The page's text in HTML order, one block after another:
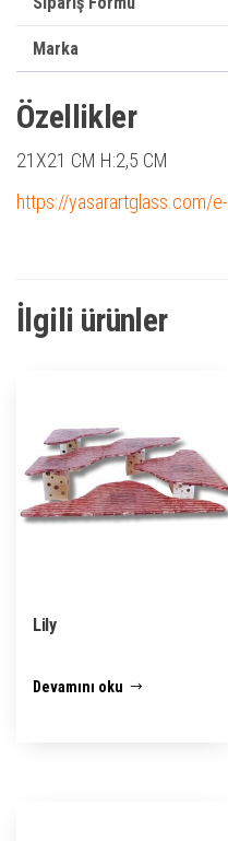
Marka
Özellikler
21X21 CM H:2,5 CM
https://yasarartglass.com/
İlgili ürünler
Lily
Devamını oku